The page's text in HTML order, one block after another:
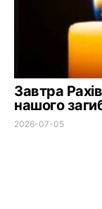
Завтра
нашого
2026-07-05